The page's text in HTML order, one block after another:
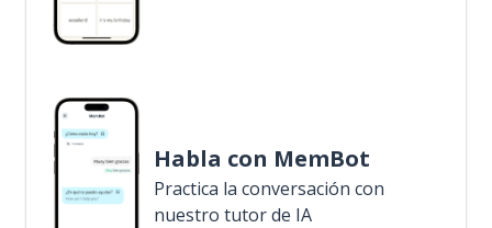
Habla con MemBot
Practica la conversación con
nuestro tutor de IA